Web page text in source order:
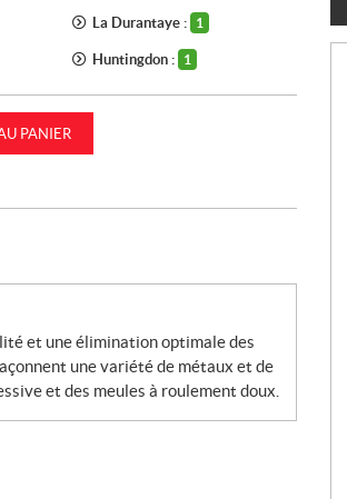
La Durantaye : 1
Huntingdon : 1
PANIER
et une élimination optimale des
une variété de métaux et de
et des meules à roulement doux.